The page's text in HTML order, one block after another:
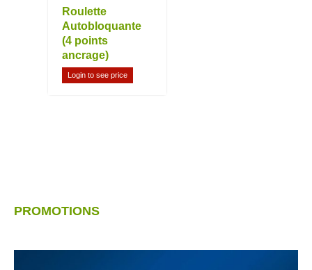
PROMOTIONS
Roulette
Autobloquante
(4 points
ancrage)
Login to see price